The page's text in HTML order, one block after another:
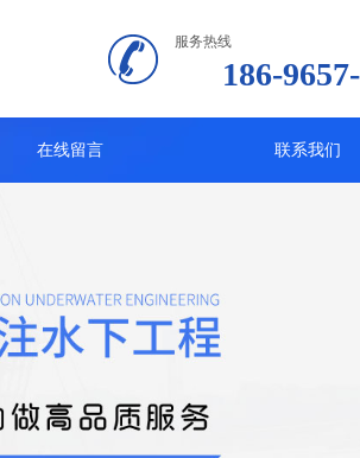
服务热线
186-
在线留言 联系我们